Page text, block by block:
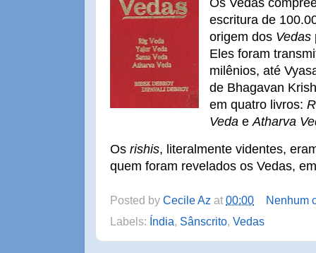
escritura de
origem dosVedas
Eles foram
milênios, até
de Bhagavan
em quatro livros:
Veda e Atharva
Os rishis, literalmente videntes,
quem foram revelados os Vedas,
Posted by Cecile Az at 00:00
Nenhum
Labels: Índia, Sânscrito, Vedas